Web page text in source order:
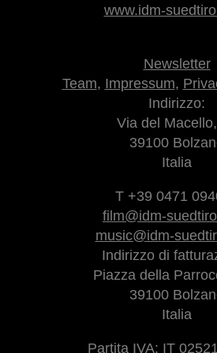
www.idm-
Newsletter
Team, Impressum,
Indirizzo:
Via del
39100
Italia
T +39 0471
film@idm-
music@idm-
Indirizzo di
Piazza della
39100
Italia
Partita IVA: IT